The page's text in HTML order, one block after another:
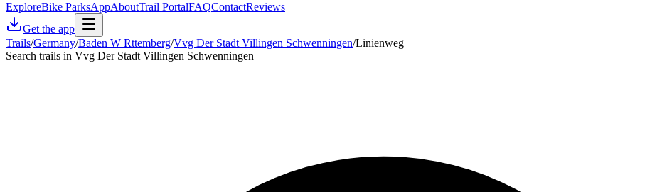
ExploreBike ParksAppAboutTrail PortalFAQContactReviews
Get the app
Trails/Germany/Baden W Rttemberg/Vvg Der Stadt Villingen Schwenningen/Linienweg
Search trails in Vvg Der Stadt Villingen Schwenningen